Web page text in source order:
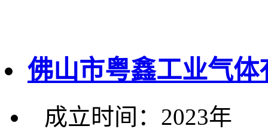
佛山市粤鑫工业气体
成立时间：2023年